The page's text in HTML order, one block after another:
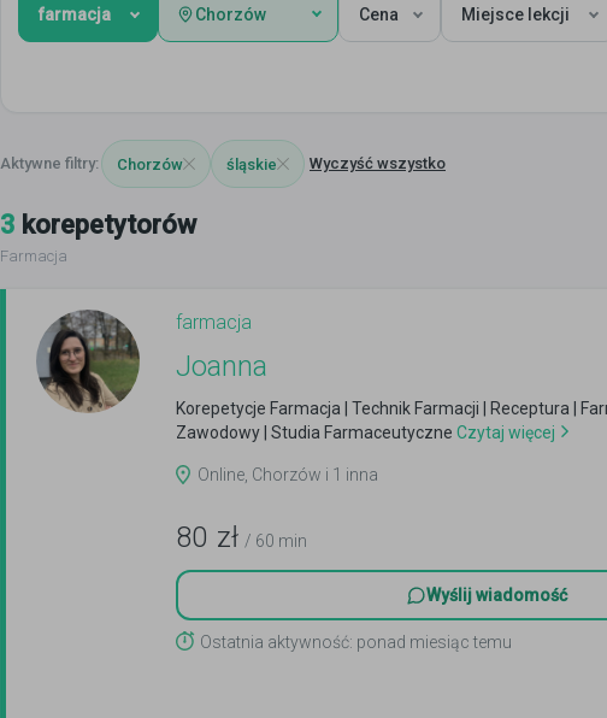
farmacja Chorzów Cena Miejsce lekcji
Chorzów śląskie Wyczyść wszystko
3 korepetytorów
Farmacja
farmacja
Joanna
Korepetycje Farmacja | Technik Farmacji | Receptura |
Zawodowy | Studia Farmaceutyczne Czytaj więcej
Online, Chorzów i 1 inna
80 zł / 60 min
Wyślij wiadomość
Ostatnia aktywność: ponad miesiąc temu